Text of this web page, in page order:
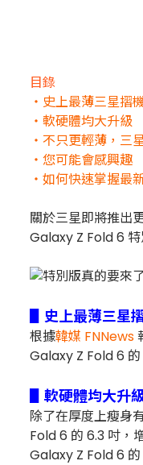
目錄
・史上最薄三星摺
・軟硬體均大升級
・不只更輕薄，三
・您可能會感興趣
・如何快速掌握最
關於三星即將推出
Galaxy Z Fold 6 特
▋史上最薄三星
根據韓媒 FNNews
Galaxy Z Fold 6 的
▋軟硬體均大升
除了在厚度上瘦身
Fold 6 的 6.3 吋，
Galaxy Z Fold 6 的